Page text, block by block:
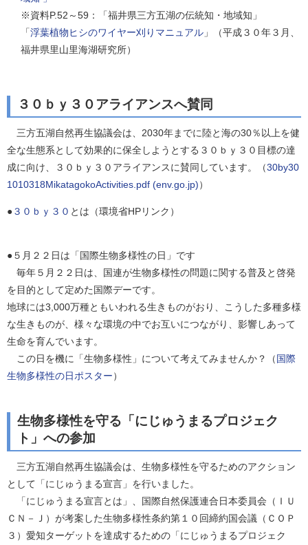
※資料P.52～59：「福井県三方五湖の伝統知・地域知」
「浮葉植物ヒシのワイヤー刈りマニュアル 」（平成３０年３月、
福井県里山里海湖研究所）
３０ｂｙ３０アライアンスへ賛同
三方五湖自然再生協議会は、2030年までに陸と海の30％以上を健
全な生態系として効果的に保全しようとする３０ｂｙ３０目標の達
成に向け、３０ｂｙ３０アライアンスに賛同しています。（30by30
1010318MikatagokoActivities.pdf (env.go.jp)）
●３０ｂｙ３０ とは（環境省HPリンク）
●５月２２日は「国際生物多様性の日」です
毎年５月２２日は、国連が生物多様性の問題に関する普及と啓発
を目的として定めた国際デーです。
地球には3,000万種ともいわれる生きものがおり、こうした多種多様
な生きものが、様々な環境の中でお互いにつながり、影響しあって
生命を育んでいます。
この日を機に「生物多様性」について考えてみませんか？（ 国際
生物多様性の日ポスター）
生物多様性を守る「にじゅうまるプロジェク
ト」への参加
三方五湖自然再生協議会は、生物多様性を守るためのアクション
として「にじゅうまる宣言」を行いました。
「にじゅうまる宣言とは」、国際自然保護連合日本委員会（ＩＵ
ＣＮ－Ｊ）が考案した生物多様性条約第１０回締約国会議（ＣＯＰ
３）愛知ターゲットを達成するための「にじゅうまるプロジェク